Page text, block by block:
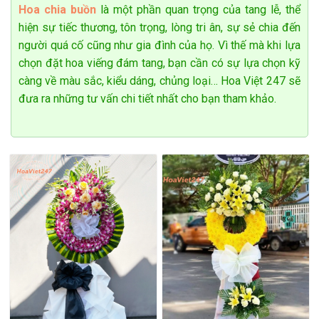
chung son sắc.
Bó hoa tình yêu đẹp tại shop hoa tươi Phú Xuyên
Cách chọn hoa tặng mẹ
Hoa chia buồn là một phần quan trọng của tang lễ, thể
hiện sự tiếc thương, tôn trọng, lòng tri ân, sự sẻ chia đến
người quá cố cũng như gia đình của họ. Vì thế mà khi lựa
chọn đặt hoa viếng đám tang, bạn cần có sự lựa chọn kỹ
càng về màu sắc, kiểu dáng, chủng loại… Hoa Việt 247 sẽ
đưa ra những tư vấn chi tiết nhất cho bạn tham khảo.